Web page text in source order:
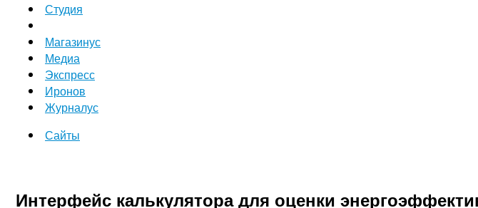
Студия
Магазинус
Медиа
Экспресс
Иронов
Журналус
Сайты
Интерфейс калькулятора для оценки